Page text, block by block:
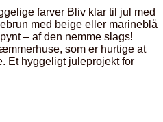
farver Bliv klar til jul med
med beige eller marineblå
– af den nemme slags!
som er hurtige at
Et hyggeligt juleprojekt for